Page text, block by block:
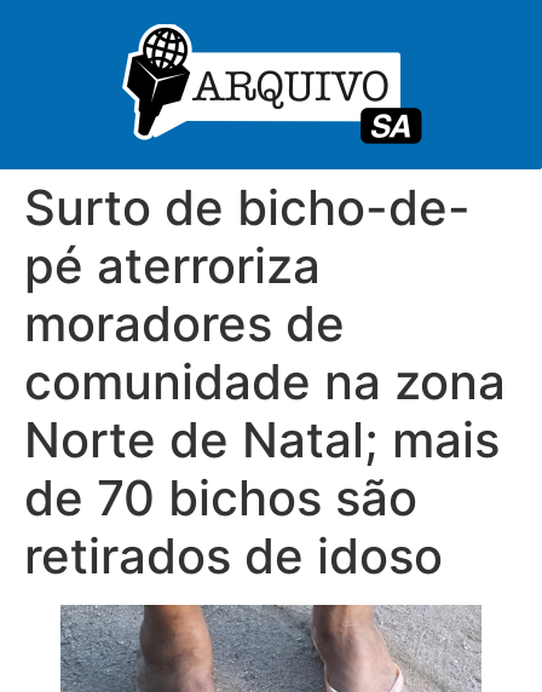
Surto de bicho-de-
pé aterroriza
moradores de
comunidade na zona
Norte de Natal; mais
de 70 bichos são
retirados de idoso